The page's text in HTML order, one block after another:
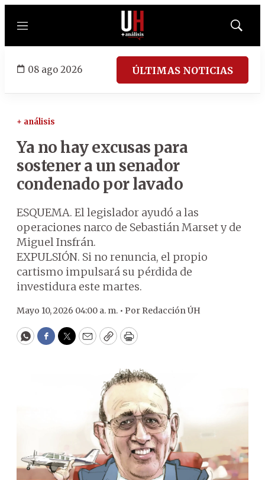
Menú
Mostrar
08 ago 2026 ÚLTIMAS NOTICIAS
+ análisis
Ya no hay excusas para
sostener a un senador
condenado por lavado
ESQUEMA. El legislador ayudó a las
operaciones narco de Sebastián Marset y de
Miguel Insfrán.
EXPULSIÓN. Si no renuncia, el propio
cartismo impulsará su pérdida de
investidura este martes.
Mayo 10, 2026 04:00 a. m. • Por Redacción ÚH
WhatsApp
Facebook
Twitter
EmailCopyPrint